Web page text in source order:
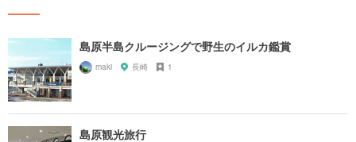
島原半島クルージングで野生のイルカ鑑賞
maki 長崎 1
島原観光旅行